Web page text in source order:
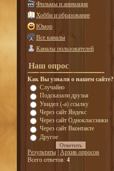
Фильмы и анимация
Хобби и образование
Юмор
Все каналы
Каналы пользователей
Наш опрос
Как Вы узнали о нашем сайте?
Случайно
Подсказали друзья
Увидел (-а) ссылку
Через сайт Яндекс
Через сайт Одноклассники
Через сайт Вконтакте
Другое
Результаты Архив опросов
Всего ответов: 4